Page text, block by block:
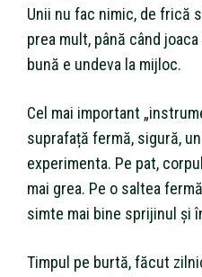
Unii nu fac nimic, de frică
prea mult, până când
bună e undeva la mijloc.
Cel mai important
suprafață fermă, sigură,
experimenta. Pe pat,
mai grea. Pe o saltea
simte mai bine sprijinul și
Timpul pe burtă, făcut